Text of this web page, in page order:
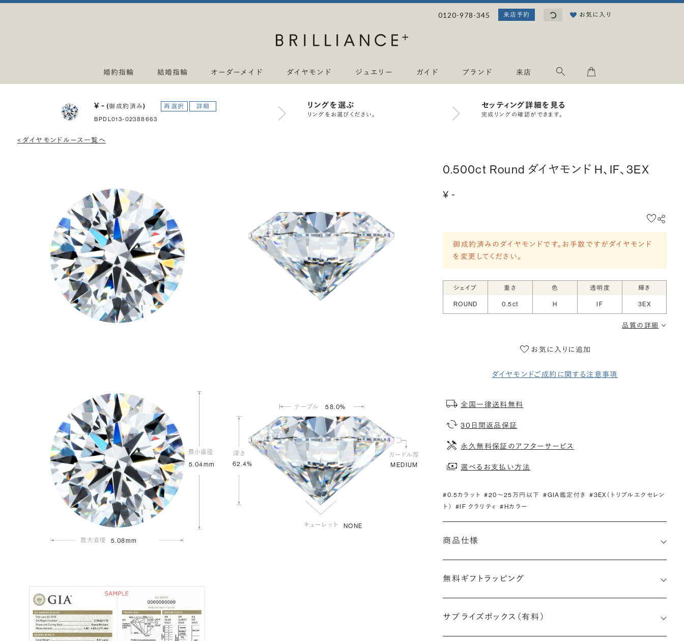
0120-978-345 来店予約 読み込み中...お気に入り
婚約指輪 結婚指輪 オーダーメイド ダイヤモンド ジュエリー ガイド ブランド 来店
¥ -(御成約済み) 再選択 詳細
BPDL013-02388663
リングを選ぶ
リングをお選びください。
セッティング詳細を見る
完成リングの確認ができます。
< ダイヤモンドルース一覧へ
5.04mm
5.08mm
62.4%
58.0%
MEDIUM
NONE
0.500ct Round ダイヤモンド H、IF、3EX
¥ -
御成約済みのダイヤモンドです。お手数ですがダイヤモンド
を変更してください。
シェイプ 重さ 色 透明度 輝き
ROUND 0.5ct H IF 3EX
品質の詳細
お気に入りに追加
ダイヤモンドご成約に関する注意事項
全国一律送料無料
30日間返品保証
永久無料保証のアフターサービス
選べるお支払い方法
#0.5カラット #20〜25万円以下 #GIA鑑定付き
#3EX（トリプルエクセレン
ト）
#IF クラリティ #Hカラー
商品仕様
(最小直径-最大直径×深さ)
無料ギフトラッピング
サプライズボックス（有料）